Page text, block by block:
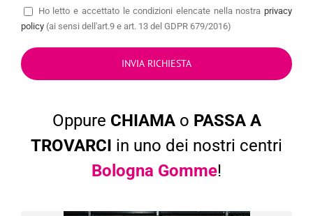
Ho letto e accettato le condizioni elencate nella nostra privacy
policy (ai sensi dell'art.9 e art. 13 del GDPR 679/2016)
Oppure CHIAMAo PASSA A
TROVARCI in uno dei nostri centri
Bologna Gomme!